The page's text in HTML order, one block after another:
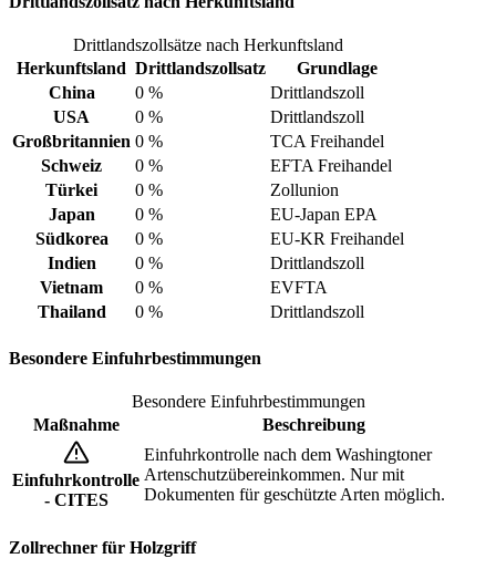
Drittlandszollsätze nach Herkunftsland
Herkunftsland Drittlandszollsatz
Grundlage
China
0 %
Drittlandszoll
USA
0 %
Drittlandszoll
Großbritannien 0 %
TCA Freihandel
Schweiz
0 %
EFTA Freihandel
Türkei
0 %
Zollunion
Japan
0 %
EU-Japan EPA
Südkorea
0 %
EU-KR Freihandel
Indien
0 %
Drittlandszoll
Vietnam
0 %
EVFTA
Thailand
0 % Drittlandszoll
Besondere Einfuhrbestimmungen
Besondere Einfuhrbestimmungen
Maßnahme
Beschreibung
Einfuhrkontrolle
- CITES
Einfuhrkontrolle nach dem Washingtoner
Artenschutzübereinkommen. Nur mit
Dokumenten für geschützte Arten möglich.
Zollrechner für Holzgriff